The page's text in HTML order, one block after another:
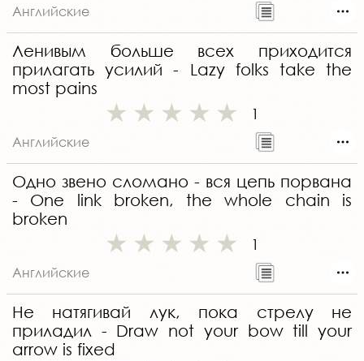
Английские
Ленивым больше всех приходится
прилагать усилий - Lazy folks take the
most pains
1
Английские
Одно звено сломано - вся цепь порвана
- One link broken, the whole chain is
broken
1
Английские
Не натягивай лук, пока стрелу не
приладил - Draw not your bow till your
arrow is fixed